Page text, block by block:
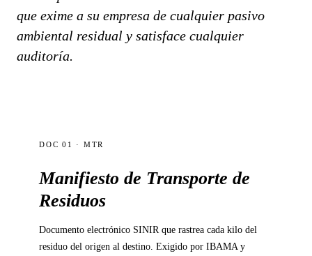
que exime a su empresa de cualquier pasivo
ambiental residual y satisface cualquier
auditoría.
DOC 01 · MTR
Manifiesto de Transporte de
Residuos
Documento electrónico SINIR que rastrea cada kilo del
residuo del origen al destino. Exigido por IBAMA y